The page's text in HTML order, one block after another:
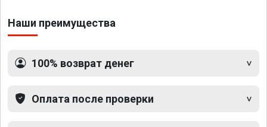
Наши преимущества
100% возврат денег
Оплата после проверки